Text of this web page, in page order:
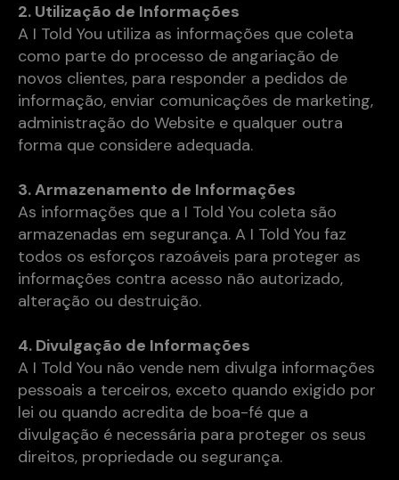
2. Utilização de Informações
A I Told You utiliza as informações que coleta
como parte do processo de angariação de
novos clientes, para responder a pedidos de
informação, enviar comunicações de marketing,
administração do Website e qualquer outra
forma que considere adequada.
3. Armazenamento de Informações
As informações que a I Told You coleta são
armazenadas em segurança. A I Told You faz
todos os esforços razoáveis para proteger as
informações contra acesso não autorizado,
alteração ou destruição.
4. Divulgação de Informações
A I Told You não vende nem divulga informações
pessoais a terceiros, exceto quando exigido por
lei ou quando acredita de boa-fé que a
divulgação é necessária para proteger os seus
direitos, propriedade ou segurança.